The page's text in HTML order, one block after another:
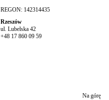
REGON: 142314435
Rzeszów
ul. Lubelska 42
+48 17 860 09 59
Na górę